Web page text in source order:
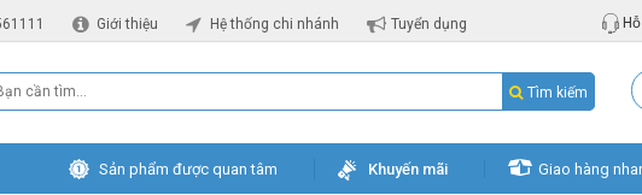
Giới thiệu Hệ thống chi nhánh Tuyển dụng Hỗ
Tìm kiếm
Sản phẩm được quan tâm Khuyến mãi Giao hàng